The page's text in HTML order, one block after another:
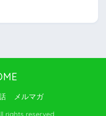
メルマガ
rights reserved.